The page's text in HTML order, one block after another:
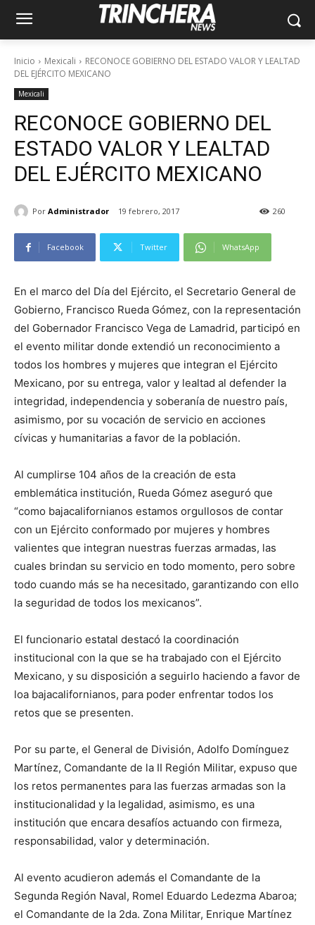
Inicio Mexicali
RECONOCE GOBIERNO DEL ESTADO VALOR Y LEALTAD
DEL EJÉRCITO MEXICANO
Mexicali
RECONOCE GOBIERNO DEL
ESTADO VALOR Y LEALTAD
DEL EJÉRCITO MEXICANO
Por Administrador 19 febrero, 2017 260
Facebook Twitter WhatsApp
En el marco del Día del Ejército, el Secretario General de
Gobierno, Francisco Rueda Gómez, con la representación
del Gobernador Francisco Vega de Lamadrid, participó en
el evento militar donde extendió un reconocimiento a
todos los hombres y mujeres que integran el Ejército
Mexicano, por su entrega, valor y lealtad al defender la
integridad, independencia y soberanía de nuestro país,
asimismo, por su vocación de servicio en acciones
cívicas y humanitarias a favor de la población.
Al cumplirse 104 años de la creación de esta
emblemática institución, Rueda Gómez aseguró que
“como bajacalifornianos estamos orgullosos de contar
con un Ejército conformado por mujeres y hombres
valientes que integran nuestras fuerzas armadas, las
cuales brindan su servicio en todo momento, pero sobre
todo cuando más se ha necesitado, garantizando con ello
la seguridad de todos los mexicanos”.
El funcionario estatal destacó la coordinación
institucional con la que se ha trabajado con el Ejército
Mexicano, y su disposición a seguirlo haciendo a favor de
loa bajacalifornianos, para poder enfrentar todos los
retos que se presenten.
Por su parte, el General de División, Adolfo Domínguez
Martínez, Comandante de la II Región Militar, expuso que
los retos permanentes para las fuerzas armadas son la
institucionalidad y la legalidad, asimismo, es una
institución que encara desafíos actuando con firmeza,
responsabilidad, valor y determinación.
Al evento acudieron además el Comandante de la
Segunda Región Naval, Romel Eduardo Ledezma Abaroa;
el Comandante de la 2da. Zona Militar, Enrique Martínez